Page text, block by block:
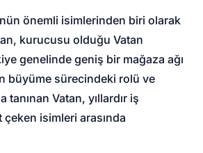
önemli isimlerinden biri olarak
kurucusu olduğu Vatan
genelinde geniş bir mağaza ağı
büyüme sürecindeki rolü ve
tanınan Vatan, yıllardır iş
çeken isimleri arasında